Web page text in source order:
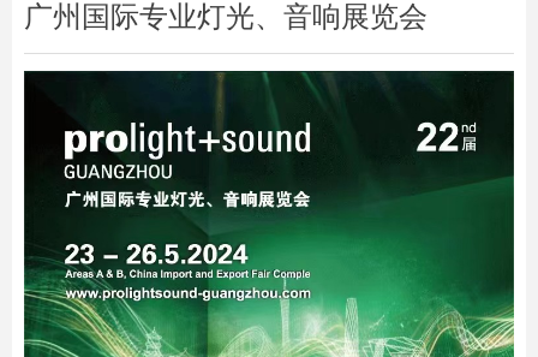
广州国际专业灯光、音响展览会